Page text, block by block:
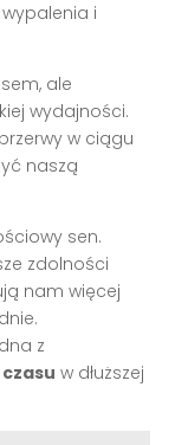
i
ale
wydajności.
w ciągu
naszą
sen.
zdolności
nam więcej
z
w dłuższej